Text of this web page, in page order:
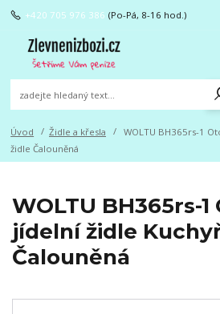
+420 705 976 386 (Po-Pá, 8-16 hod.)
Úvod Židle a křesla
WOLTU BH365rs-1
židle Čalouněná
WOLTU BH365rs-
jídelní židle
Čalouněná